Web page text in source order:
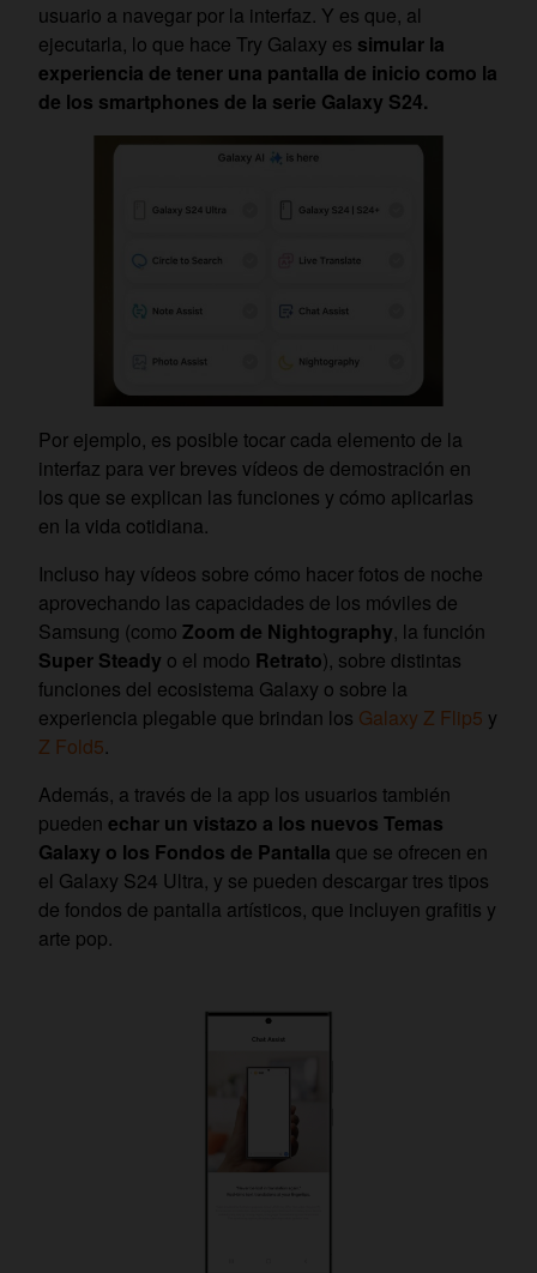
usuario a navegar por la interfaz. Y es que, al
ejecutarla, lo que hace Try Galaxy es simular la
experiencia de tener una pantalla de inicio como la
de los smartphones de la serie Galaxy S24.
Por ejemplo, es posible tocar cada elemento de la
interfaz para ver breves vídeos de demostración en
los que se explican las funciones y cómo aplicarlas
en la vida cotidiana.
Incluso hay vídeos sobre cómo hacer fotos de noche
aprovechando las capacidades de los móviles de
Samsung (como Zoom de Nightography, la función
Super Steady o el modo Retrato), sobre distintas
funciones del ecosistema Galaxy o sobre la
experiencia plegable que brindan los Galaxy Z Flip5 y
Z Fold5.
Además, a través de la app los usuarios también
pueden echar un vistazo a los nuevos Temas
Galaxy o los Fondos de Pantalla que se ofrecen en
el Galaxy S24 Ultra, y se pueden descargar tres tipos
de fondos de pantalla artísticos, que incluyen grafitis y
arte pop.